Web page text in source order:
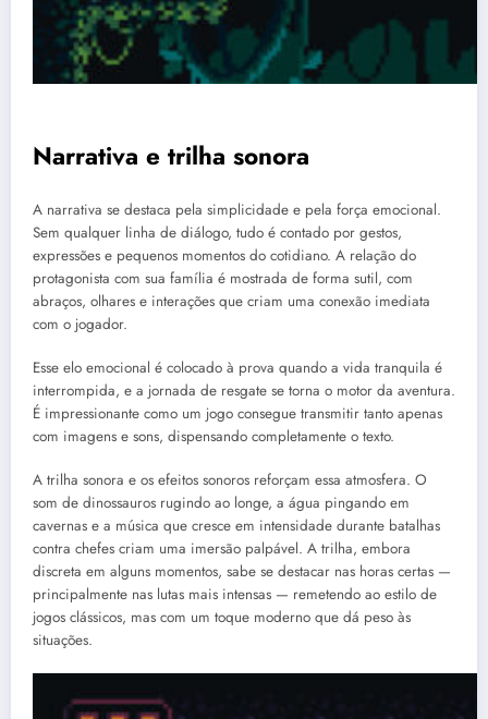
Narrativa e trilha sonora
A narrativa se destaca pela simplicidade e pela força emocional.
Sem qualquer linha de diálogo, tudo é contado por gestos,
expressões e pequenos momentos do cotidiano. A relação do
protagonista com sua família é mostrada de forma sutil, com
abraços, olhares e interações que criam uma conexão imediata
com o jogador.
Esse elo emocional é colocado à prova quando a vida tranquila é
interrompida, e a jornada de resgate se torna o motor da aventura.
É impressionante como um jogo consegue transmitir tanto apenas
com imagens e sons, dispensando completamente o texto.
A trilha sonora e os efeitos sonoros reforçam essa atmosfera. O
som de dinossauros rugindo ao longe, a água pingando em
cavernas e a música que cresce em intensidade durante batalhas
contra chefes criam uma imersão palpável. A trilha, embora
discreta em alguns momentos, sabe se destacar nas horas certas —
principalmente nas lutas mais intensas — remetendo ao estilo de
jogos clássicos, mas com um toque moderno que dá peso às
situações.